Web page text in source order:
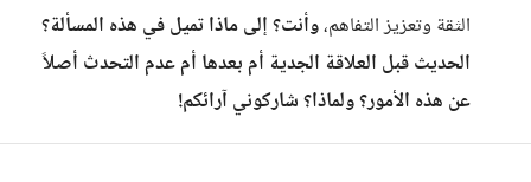
الثقة وتعزيز التفاهم،وأنت؟ إلى ماذا تميل في هذه المسألة؟
الحديث قبل العلاقة الجدية أم بعدها أم عدم التحدث أصلاً
عن هذه الأمور؟ ولماذا؟ شاركوني آرائكم!